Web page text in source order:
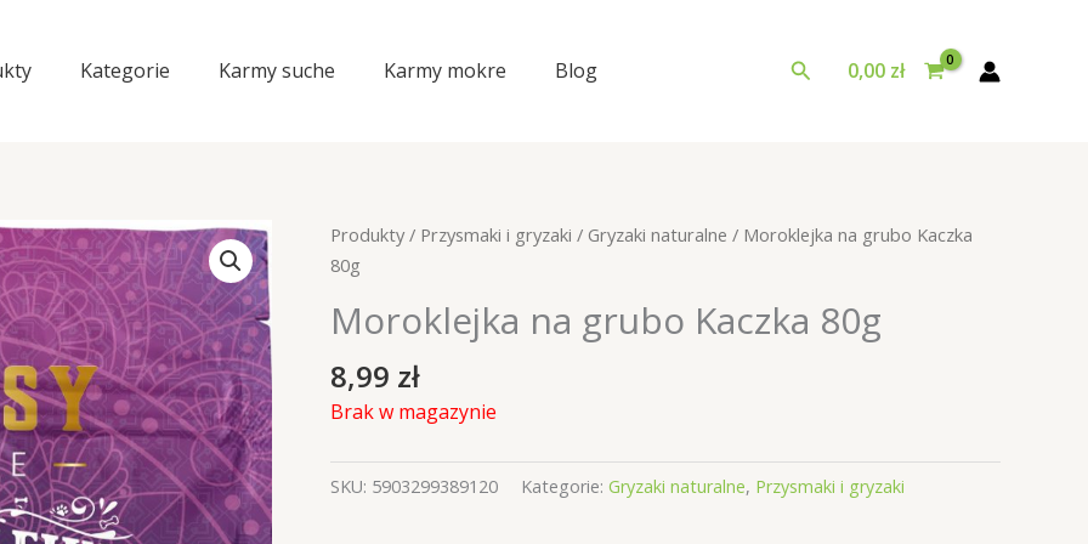
Kategorie Karmy suche Karmy mokre Blog Szukaj0,00 zł
Produkty/ Przysmaki i gryzaki / Gryzaki naturalne / Moroklejka na grubo Kaczka
80g
Moroklejka na grubo Kaczka 80g
8,99 zł
Brak w magazynie
SKU: 5903299389120 Kategorie: Gryzaki naturalne, Przysmaki i gryzaki